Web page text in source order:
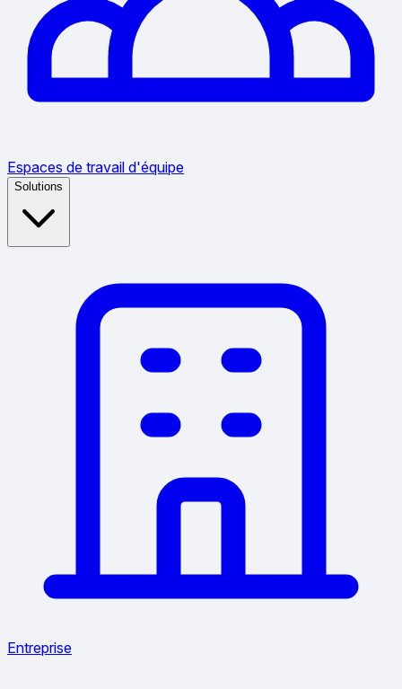
Espaces de travail d'équipe
Solutions
Entreprise